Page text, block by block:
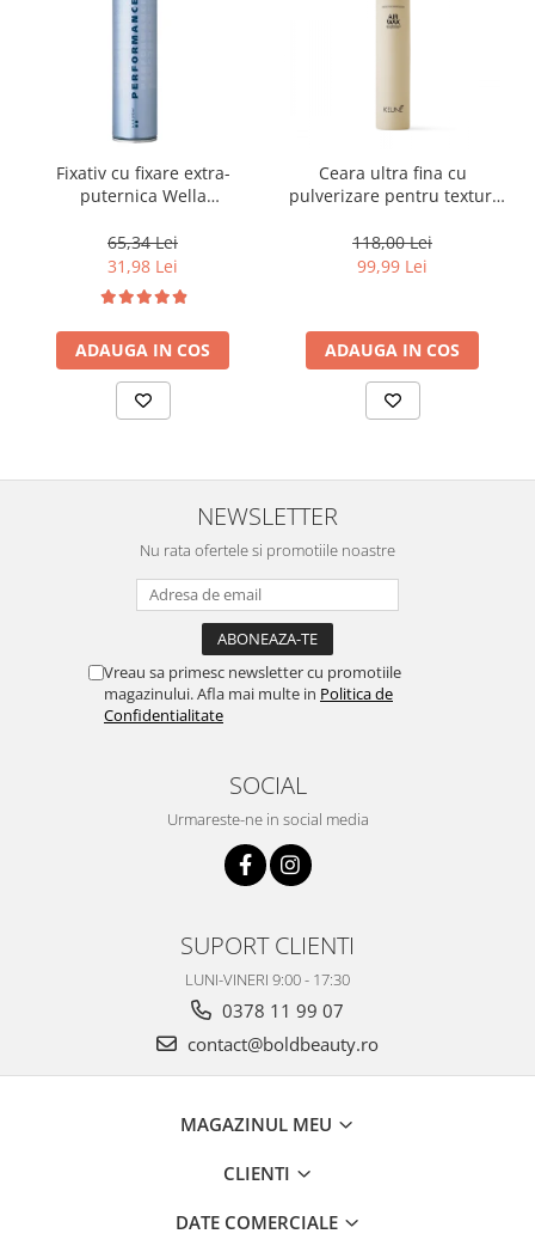
Fixativ cu fixare extra-
puternica Wella
500 ml
65,34 Lei
31,98 Lei
ADAUGA IN COS
Ceara ultra fina cu
pulverizare pentru texturi
Keune Style Air Wax, 200 ml
118,00 Lei
99,99 Lei
ADAUGA IN COS
NEWSLETTER
Nu rata ofertele si promotiile noastre
Vreau sa primesc newsletter cu promotiile
magazinului. Afla mai multe in Politica de
Confidentialitate
SOCIAL
Urmareste-ne in social media
SUPORT CLIENTI
LUNI-VINERI 9:00 - 17:30
0378 11 99 07
contact@boldbeauty.ro
MAGAZINUL MEU
CLIENTI
DATE COMERCIALE